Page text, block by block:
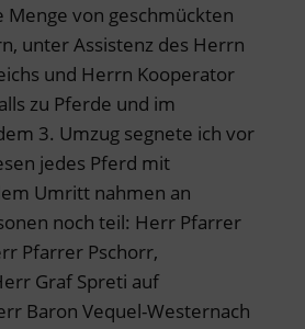
Menge von geschmückten
unter Assistenz des Herrn
und Herrn Kooperator
zu Pferde und im
3. Umzug segnete ich vor
jedes Pferd mit
Umritt nahmen an
noch teil: Herr Pfarrer
Pfarrer Pschorr,
Graf Spreti auf
Baron Vequel-Westernach